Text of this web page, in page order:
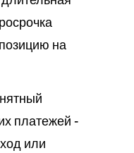
на
платежей -
или